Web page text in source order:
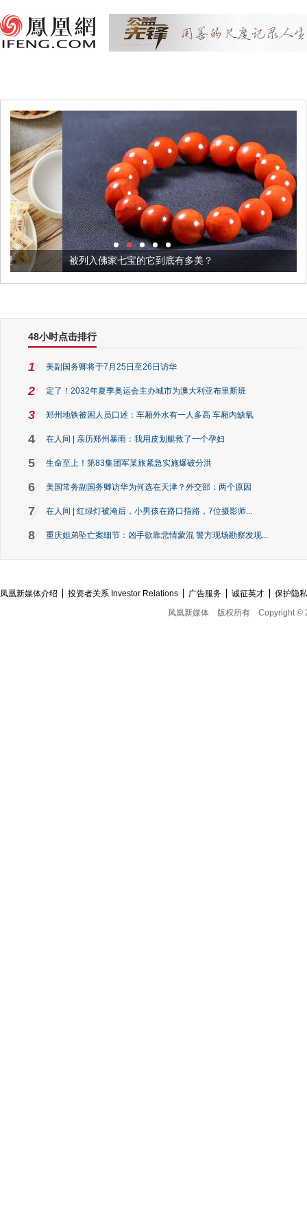
被列入佛家七宝的它到底有多美？
48小时点击排行
1 美副国务卿将于7月25日至26日访华
2 定了！2032年夏季奥运会主办城市为澳大利亚布里斯班
3 郑州地铁被困人员口述：车厢外水有一人多高 车厢内缺氧
4 在人间 | 亲历郑州暴雨：我用皮划艇救了一个孕妇
5 生命至上！第83集团军某旅紧急实施爆破分洪
6 美国常务副国务卿访华为何选在天津？外交部：两个原因
7 在人间 | 红绿灯被淹后，小男孩在路口指路，7位摄影师...
8 重庆姐弟坠亡案细节：凶手欲靠悲情蒙混 警方现场勘察发现...
凤凰新媒体介绍 投资者关系 Investor Relations 广告服务 诚征英才
保护隐
凤凰新媒体
版权所有 Copyright ©